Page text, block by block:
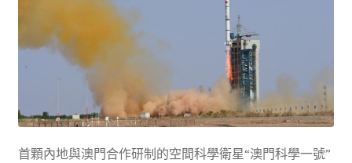
首顆內地與澳門合作研制的空間科學衛星“澳門科學一號”